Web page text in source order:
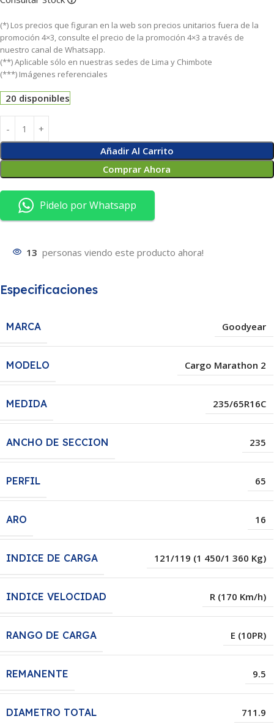
(*) Los precios que figuran en la web son precios unitarios fuera de la
promoción 4×3, consulte el precio de la promoción 4×3 a través de
nuestro canal de Whatsapp.
(**) Aplicable sólo en nuestras sedes de Lima y Chimbote
(***) Imágenes referenciales
20 disponibles
Añadir Al Carrito
Comprar Ahora
Pidelo por Whatsapp
13 personas viendo este producto ahora!
Especificaciones
MARCA Goodyear
MODELO Cargo Marathon 2
MEDIDA 235/65R16C
ANCHO DE SECCION 235
PERFIL 65
ARO 16
INDICE DE CARGA 121/119 (1 450/1 360 Kg)
INDICE VELOCIDAD R (170 Km/h)
RANGO DE CARGA E (10PR)
REMANENTE 9.5
DIAMETRO TOTAL 711.9